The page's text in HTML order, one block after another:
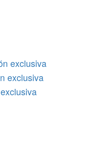
exclusiva
exclusiva